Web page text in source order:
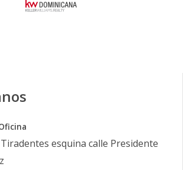
esquina calle Presidente